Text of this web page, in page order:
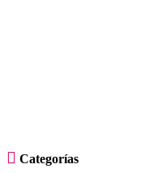
 Categorías